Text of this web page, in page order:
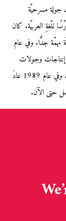
جولة مسرحيّة
العربيّة. كان
مهمّة جدًّا. وفي عام
إنتاجات وجولات
فرقة الحكواتي المحلّيّة والعالميّة بين الأعوام 1982-1988. وفي عام 1989 عادَ
حتى الآن.